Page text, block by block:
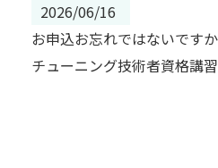
2026/06/16
お申込お忘れではないです
チューニング技術者資格講